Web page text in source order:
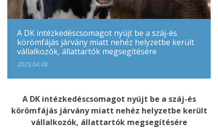
A DK intézkedéscsomagot nyújt be a száj-és
körömfájás járvány miatt nehéz helyzetbe került
vállalkozók, állattartók megsegítésére
2025.04.08.
A DK intézkedéscsomagot nyújt be a száj-és
körömfájás járvány miatt nehéz helyzetbe került
vállalkozók, állattartók megsegítésére